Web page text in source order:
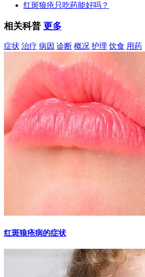
红斑狼疮只吃药能好吗？
相关科普 更多
症状 治疗 病因 诊断 概况 护理 饮食 用药
红斑狼疮病的症状